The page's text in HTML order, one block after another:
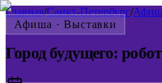
Главная/Санкт-Петербург/
Афиша · Выставки
Город будущего: